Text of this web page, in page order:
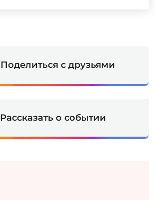
Поделиться с друзьями
Рассказать о событии